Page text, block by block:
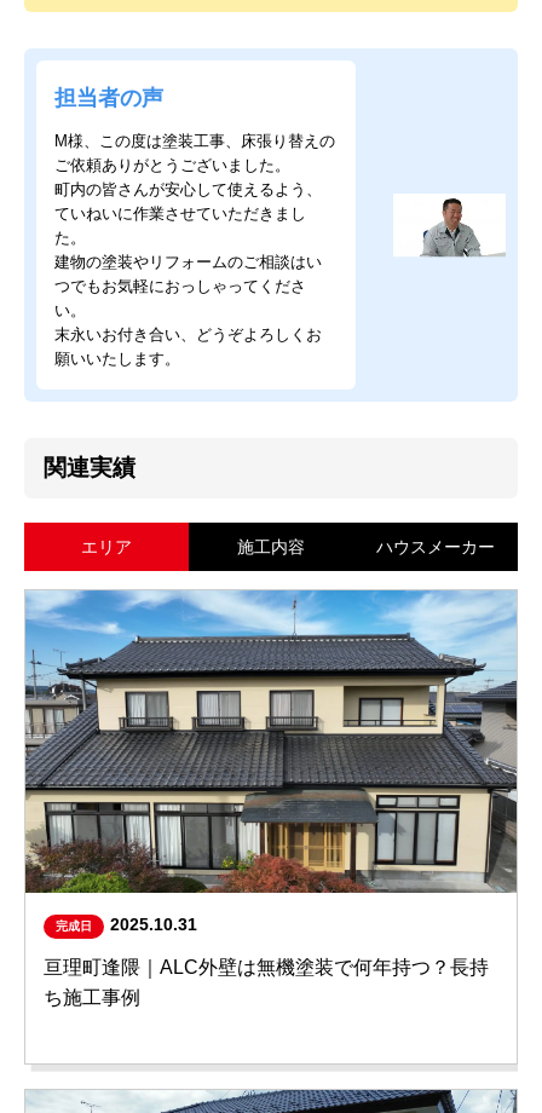
担当者の声
M様、この度は塗装工事、床張り替えの
ご依頼ありがとうございました。
町内の皆さんが安心して使えるよう、
ていねいに作業させていただきまし
た。
建物の塗装やリフォームのご相談はい
つでもお気軽におっしゃってくださ
い。
末永いお付き合い、どうぞよろしくお
願いいたします。
関連実績
エリア 施工内容 ハウスメーカー
完成日 2025.10.31
亘理町逢隈｜ALC外壁は無機塗装で何年持つ？長持
ち施工事例